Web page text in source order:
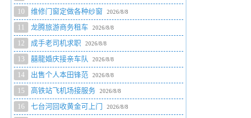
10 维修门窗定做各种纱窗 2026/8/8
11 龙腾旅游商务租车 2026/8/8
12 成手老司机求职 2026/8/8
13 囍龍婚庆接亲车队 2026/8/8
14 出售个人本田锋范 2026/8/8
15 高铁站飞机场接服务 2026/8/8
16 七台河回收黄金可上门 2026/8/8